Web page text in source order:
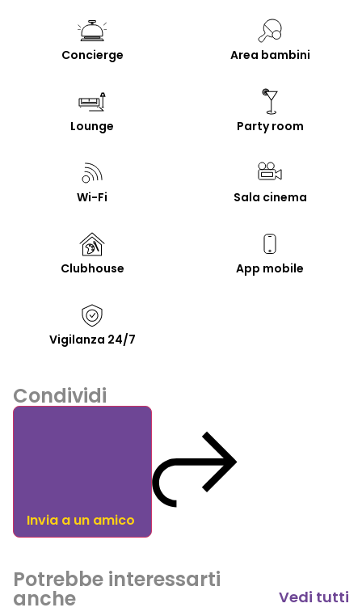
Concierge Area bambini
Lounge Party room
Wi-Fi Sala cinema
Clubhouse App mobile
Vigilanza 24/7
Condividi
Invia a un amico
Potrebbe interessarti
anche Vedi tutti